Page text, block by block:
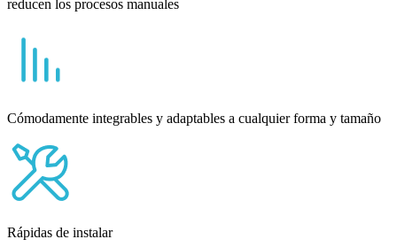
reducen los procesos manuales
Cómodamente integrables y adaptables a cualquier forma y tamaño
Rápidas de instalar